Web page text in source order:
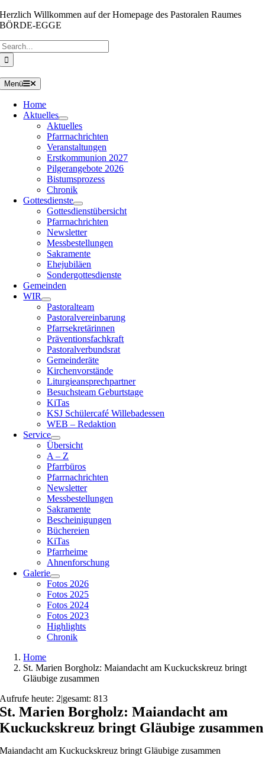
Zum
Inhalt
Herzlich Willkommen auf der Homepage des Pastoralen Raumes
BÖRDE-EGGE
Menü
Home
Aktuelles
Aktuelles
Pfarrnachrichten
Veranstaltungen
Erstkommunion 2027
Pilgerangebote 2026
Bistumsprozess
Chronik
Gottesdienste
Gottesdienstübersicht
Pfarrnachrichten
Newsletter
Messbestellungen
Sakramente
Ehejubiläen
Sondergottesdienste
Gemeinden
WIR
Pastoralteam
Pastoralvereinbarung
Pfarrsekretärinnen
Präventionsfachkraft
Pastoralverbundsrat
Gemeinderäte
Kirchenvorstände
Liturgieansprechpartner
Besuchsteam Geburtstage
KiTas
KSJ Schülercafé Willebadessen
WEB – Redaktion
Service
Übersicht
A – Z
Pfarrbüros
Pfarrnachrichten
Newsletter
Messbestellungen
Sakramente
Bescheinigungen
Büchereien
KiTas
Pfarrheime
Ahnenforschung
Galerie
Fotos 2026
Fotos 2025
Fotos 2024
Fotos 2023
Highlights
Chronik
Home
St. Marien Borgholz: Maiandacht am Kuckuckskreuz bringt
Gläubige zusammen
Aufrufe heute: 2|gesamt: 813
St. Marien Borgholz: Maiandacht am
Kuckuckskreuz bringt Gläubige zusammen
Maiandacht am Kuckuckskreuz bringt Gläubige zusammen